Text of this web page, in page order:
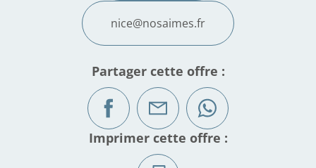
nice@nosaimes.fr
Partager cette offre :
Imprimer cette offre :